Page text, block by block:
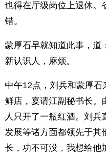
也得在厅级岗位上退休。
错。
蒙厚石早就知道此事，道
新认识人，麻烦。
中午12点，刘兵和蒙厚
鲜店，宴请江副秘书长。
人只开了一瓶红酒。刘兵
发展等诸方面都领先于其
长，功不可没，我想给他